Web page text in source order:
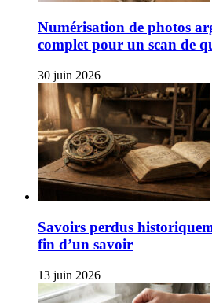
Numérisation de photos
complet pour un scan de
30 juin 2026
Savoirs perdus
fin d’un savoir
13 juin 2026